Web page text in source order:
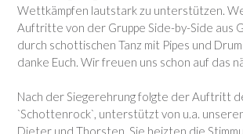
Wettkämpfen lautstark zu unterstützen.
Auftritte von der Gruppe Side-by-Side aus
durch schottischen Tanz mit Pipes und
danke Euch. Wir freuen uns schon auf das
Nach der Siegerehrung folgte der Auftritt
`Schottenrock`, unterstützt von u.a.
Dieter und Thorsten. Sie heizten die